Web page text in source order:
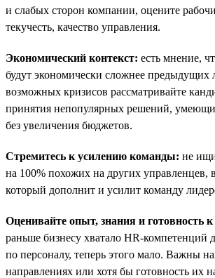
и слабых сторон компании, оцените
текучесть, качество управления.
Экономический контекст: есть мнение,
будут экономически сложнее предыдущих
возможных кризисов рассматривайте
принятия непопулярных решений,
без увеличения бюджетов.
Стремитесь к усилению команды: не
на 100% похожих на других управленцев,
который дополнит и усилит команду
Оценивайте опыт, знания и готовность
раньше бизнесу хватало HR-компетенций
по персоналу, теперь этого мало. Важны
направлениях или хотя бы готовность их